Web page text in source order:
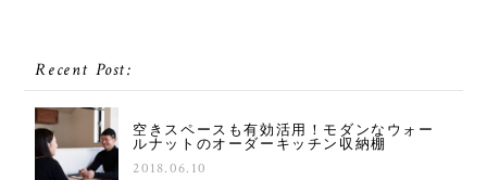
Recent Post:
空きスペースも有効活用！モダンなウォー
ルナットのオーダーキッチン収納棚
2018.06.10